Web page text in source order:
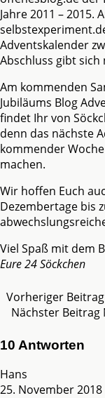
Jahre 2011 – 2015.
Adventskalender
Abschluss gibt sich
Am kommenden
Jubiläums Blog
findet Ihr von
denn das nächste
kommender
machen.
Wir hoffen Euch
Dezembertage bis
Viel Spaß mit dem
Eure 24 Söckchen
Vorheriger Beitrag
Nächster Beitrag
10 Antworten
Hans
25. November 2018